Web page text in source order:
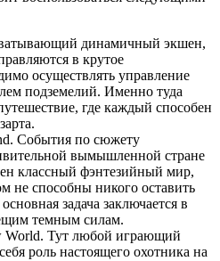
динамичный экшен,
в крутое
осуществлять управление
подземелий. Именно туда
где каждый способен
События по сюжету
вымышленной стране
классный фэнтезийный мир,
не способны никого оставить
задача заключается в
темным силам.
World. Тут любой играющий
роль настоящего охотника на